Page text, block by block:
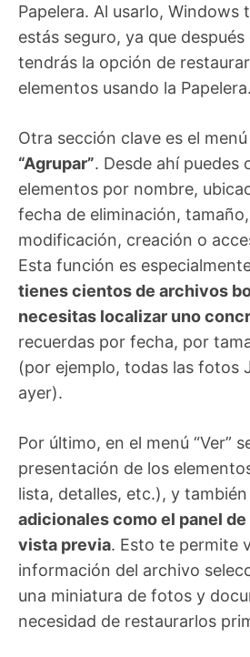
Papelera. Al usarlo, Windows
estás seguro, ya que
tendrás la opción de
elementos usando la Papelera.
Otra sección clave es el
“Agrupar”. Desde ahí puedes
elementos por nombre,
fecha de eliminación,
modificación, creación o
Esta función es
tienes cientos de archivos
necesitas localizar uno
recuerdas por fecha, por
(por ejemplo, todas las fotos
ayer).
Por último, en el menú “Ver”
presentación de los
lista, detalles, etc.), y también
adicionales como el panel
vista previa. Esto te permite
información del archivo
una miniatura de fotos y
necesidad de restaurarlos